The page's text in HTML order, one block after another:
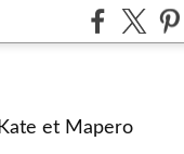
et Mapero